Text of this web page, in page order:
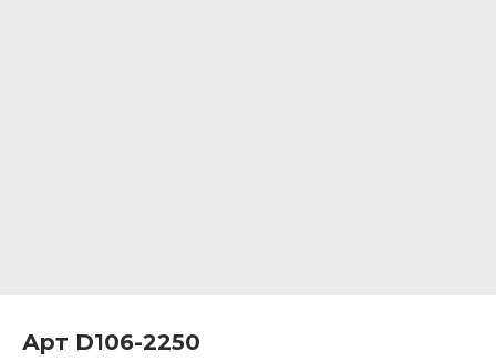
Арт D106-2250